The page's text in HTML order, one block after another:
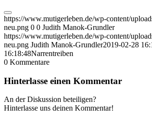
https://www.mutigerleben.de/wp-content/
neu.png 0 0 Judith Manok-Grundler
https://www.mutigerleben.de/wp-content/
neu.png Judith Manok-Grundler2019-02-28
16:18:48Narrentreiben
0 Kommentare
Hinterlasse einen Kommentar
An der Diskussion beteiligen?
Hinterlasse uns deinen Kommentar!